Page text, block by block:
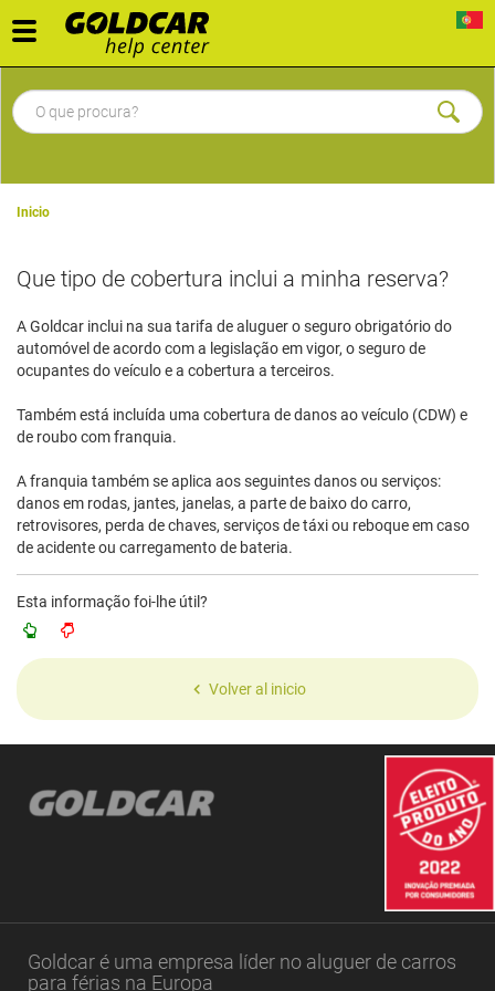
Toggle
navigation
Inicio
Que tipo de cobertura inclui a minha reserva?
A Goldcar inclui na sua tarifa de aluguer o seguro obrigatório do
automóvel de acordo com a legislação em vigor, o seguro de
ocupantes do veículo e a cobertura a terceiros.
Também está incluída uma cobertura de danos ao veículo (CDW) e
de roubo com franquia.
A franquia também se aplica aos seguintes danos ou serviços:
danos em rodas, jantes, janelas, a parte de baixo do carro,
retrovisores, perda de chaves, serviços de táxi ou reboque em caso
de acidente ou carregamento de bateria.
Esta informação foi-lhe útil?
Volver al inicio
Goldcar é uma empresa líder no aluguer de carros
para férias na Europa